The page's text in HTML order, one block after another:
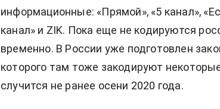
информационные: «Прямой», «5 канал»,
канал» и ZIK. Пока еще не кодируются
временно. В России уже подготовлен
которого там тоже закодируют
случится не ранее осени 2020 года.